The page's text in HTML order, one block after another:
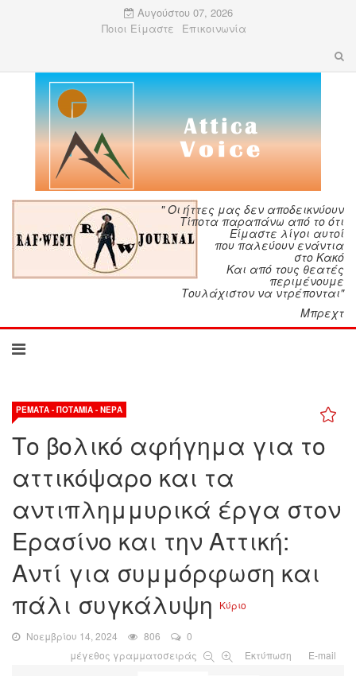
Αυγούστου 07, 2026
Ποιοι Είμαστε
Επικοινωνία
" Οι ήττες μας δεν αποδεικνύουν
Τίποτα παραπάνω από το ότι
Είμαστε λίγοι αυτοί
που παλεύουν ενάντια
στο Κακό
Και από τους θεατές
περιμένουμε
Τουλάχιστον να ντρέπονται"
Μπρεχτ
ΡΈΜΑΤΑ - ΠΟΤΆΜΙΑ - ΝΕΡΆ
Το βολικό αφήγημα για το
αττικόψαρο και τα
αντιπλημμυρικά έργα στον
Ερασίνο και την Αττική:
Αντί για συμμόρφωση και
πάλι συγκάλυψη
Κύριο
Νοεμβρίου 14, 2024 806
0
μέγεθος γραμματοσειράς
Εκτύπωση E-mail